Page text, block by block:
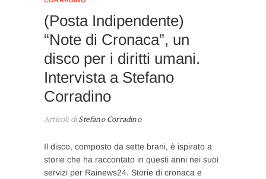
(Posta Indipendente)
“Note di Cronaca”, un
disco per i diritti umani.
Intervista a Stefano
Corradino
Articoli diStefano Corradino
Il disco, composto da sette brani, è ispirato a
storie che ha raccontato in questi anni nei suoi
servizi per Rainews24. Storie di cronaca e